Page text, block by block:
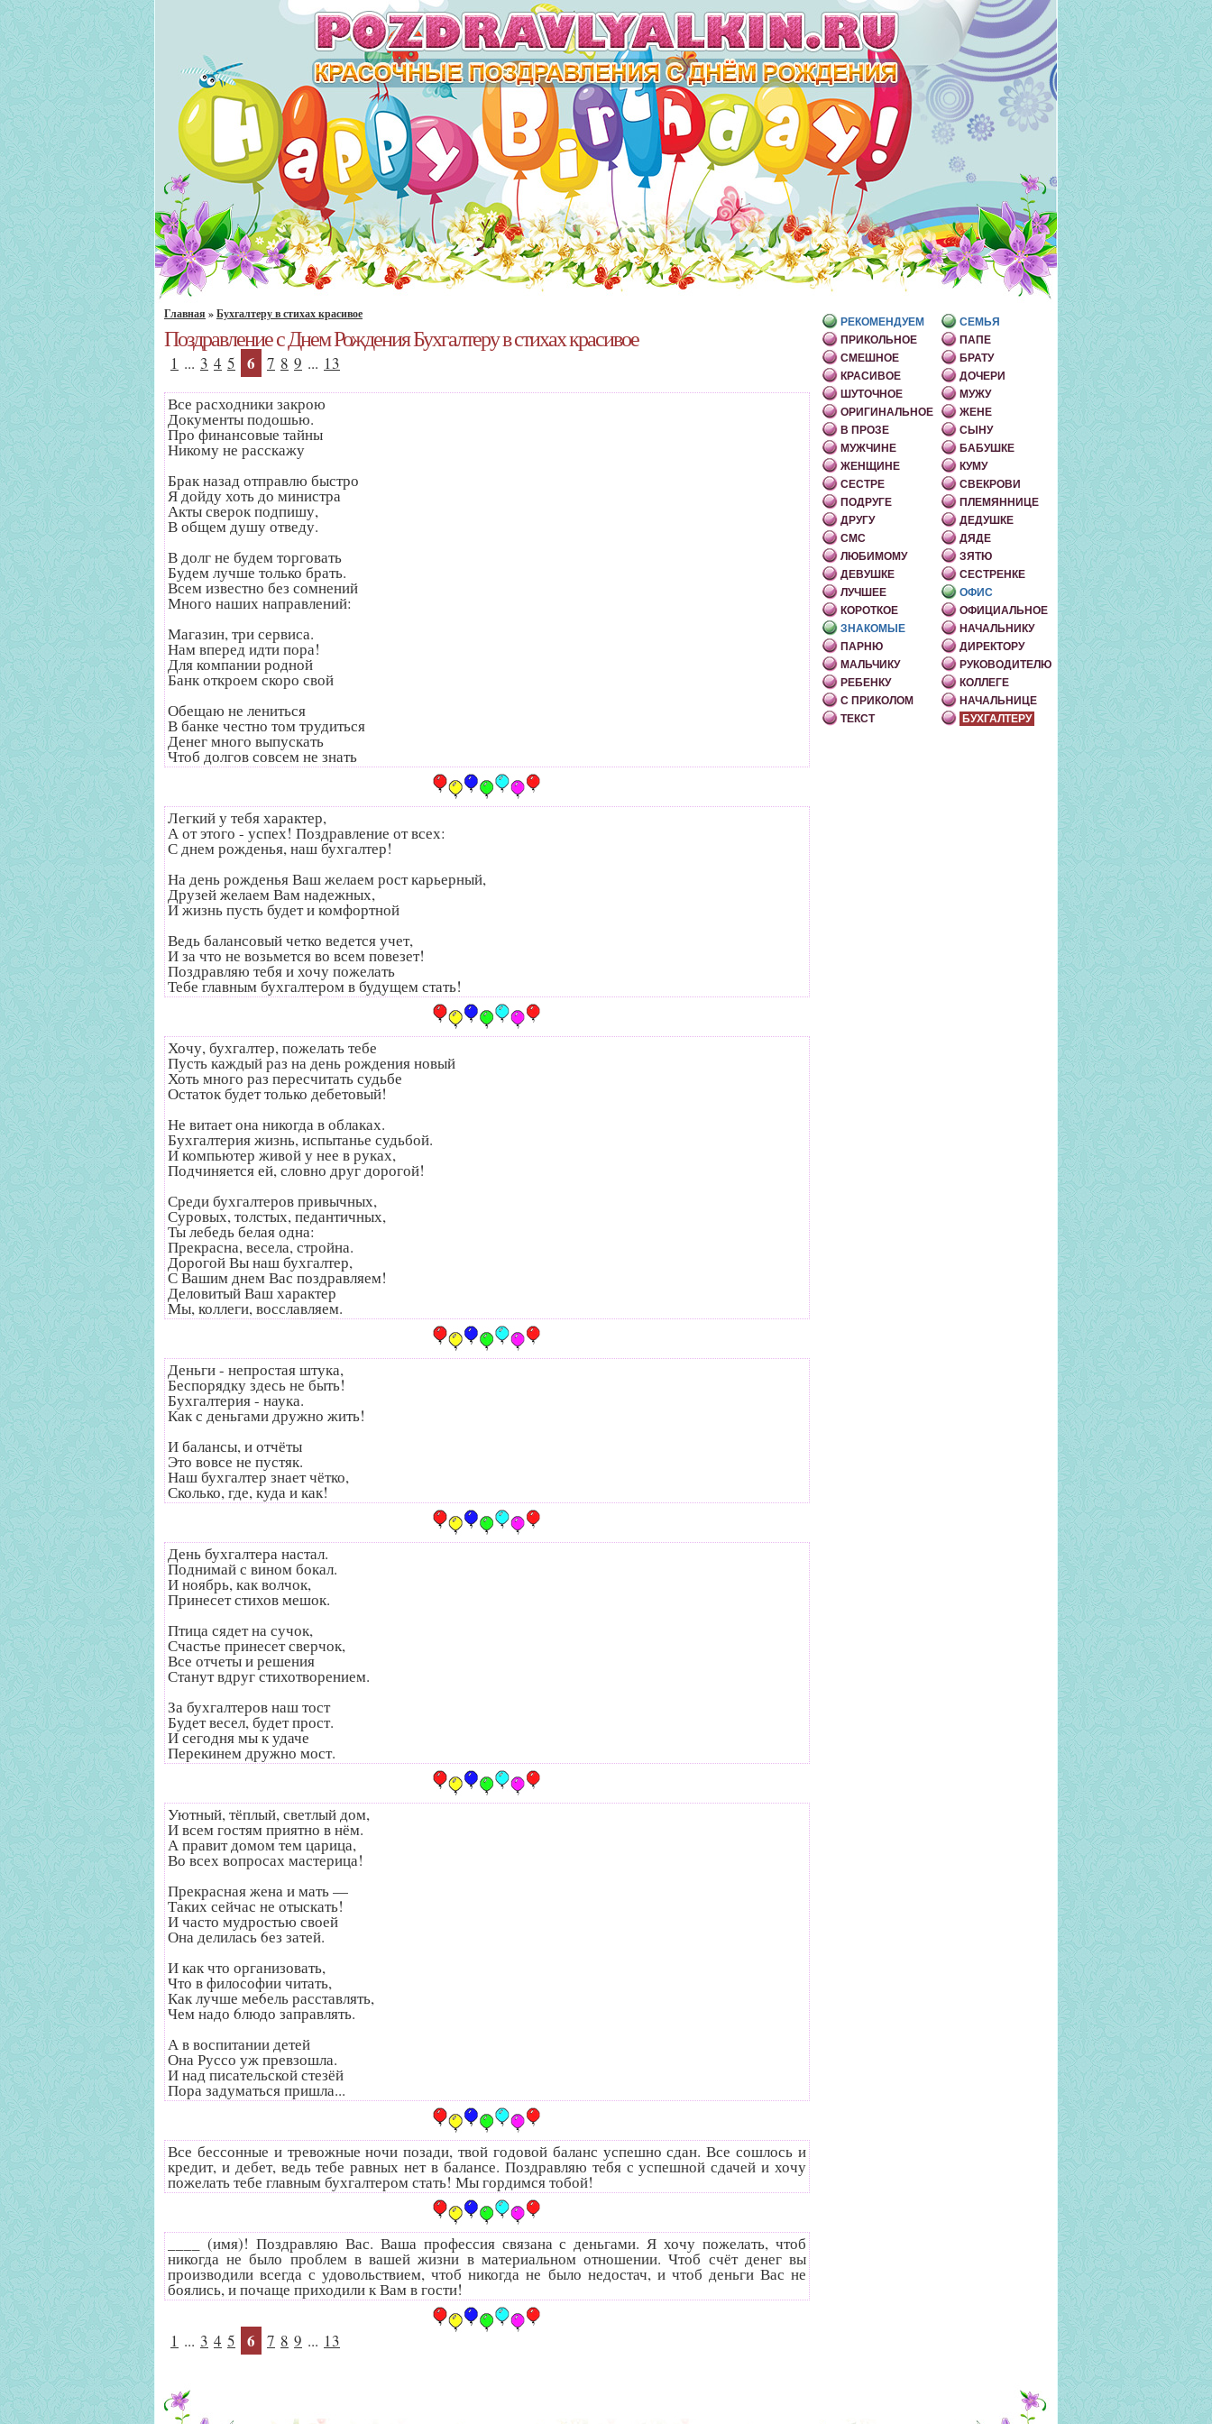
Главная »Бухгалтеру в стихах красивое
Поздравление с Днем Рождения Бухгалтеру в стихах красивое
1 ... 3 4 5 6 7 8 9 ... 13
Все расходники закрою
Документы подошью.
Про финансовые тайны
Никому не расскажу
Брак назад отправлю быстро
Я дойду хоть до министра
Акты сверок подпишу,
В общем душу отведу.
В долг не будем торговать
Будем лучше только брать.
Всем известно без сомнений
Много наших направлений:
Магазин, три сервиса.
Нам вперед идти пора!
Для компании родной
Банк откроем скоро свой
Обещаю не лениться
В банке честно том трудиться
Денег много выпускать
Чтоб долгов совсем не знать
Легкий у тебя характер,
А от этого - успех! Поздравление от всех:
С днем рожденья, наш бухгалтер!
На день рожденья Ваш желаем рост карьерный,
Друзей желаем Вам надежных,
И жизнь пусть будет и комфортной
Ведь балансовый четко ведется учет,
И за что не возьмется во всем повезет!
Поздравляю тебя и хочу пожелать
Тебе главным бухгалтером в будущем стать!
Хочу, бухгалтер, пожелать тебе
Пусть каждый раз на день рождения новый
Хоть много раз пересчитать судьбе
Остаток будет только дебетовый!
Не витает она никогда в облаках.
Бухгалтерия жизнь, испытанье судьбой.
И компьютер живой у нее в руках,
Подчиняется ей, словно друг дорогой!
Среди бухгалтеров привычных,
Суровых, толстых, педантичных,
Ты лебедь белая одна:
Прекрасна, весела, стройна.
Дорогой Вы наш бухгалтер,
С Вашим днем Вас поздравляем!
Деловитый Ваш характер
Мы, коллеги, восславляем.
Деньги - непростая штука,
Беспорядку здесь не быть!
Бухгалтерия - наука.
Как с деньгами дружно жить!
И балансы, и отчёты
Это вовсе не пустяк.
Наш бухгалтер знает чётко,
Сколько, где, куда и как!
День бухгалтера настал.
Поднимай с вином бокал.
И ноябрь, как волчок,
Принесет стихов мешок.
Птица сядет на сучок,
Счастье принесет сверчок,
Все отчеты и решения
Станут вдруг стихотворением.
За бухгалтеров наш тост
Будет весел, будет прост.
И сегодня мы к удаче
Перекинем дружно мост.
Уютный, тёплый, светлый дом,
И всем гостям приятно в нём.
А правит домом тем царица,
Во всех вопросах мастерица!
Прекрасная жена и мать —
Таких сейчас не отыскать!
И часто мудростью своей
Она делилась 6ез затей.
И как что организовать,
Что в философии читать,
Как лучше ме6ель расставлять,
Чем надо 6людо заправлять.
А в воспитании детей
Она Руссо уж превзошла.
И над писательской стезёй
Пора задуматься пришла...
Все бессонные и тревожные ночи позади, твой годовой баланс успешно сдан. Все сошлось и
кредит, и дебет, ведь тебе равных нет в балансе. Поздравляю тебя с успешной сдачей и хочу
пожелать тебе главным бухгалтером стать! Мы гордимся тобой!
____ (имя)! Поздравляю Вас. Ваша профессия связана с деньгами. Я хочу пожелать, чтоб
никогда не было проблем в вашей жизни в материальном отношении. Чтоб счёт денег вы
производили всегда с удовольствием, чтоб никогда не было недостач, и чтоб деньги Вас не
боялись, и почаще приходили к Вам в гости!
1 ... 3 4 5 6 7 8 9 ... 13
РЕКОМЕНДУЕМ
ПРИКОЛЬНОЕ
СМЕШНОЕ
КРАСИВОЕ
ШУТОЧНОЕ
ОРИГИНАЛЬНОЕ
В ПРОЗЕ
МУЖЧИНЕ
ЖЕНЩИНЕ
СЕСТРЕ
ПОДРУГЕ
ДРУГУ
СМС
ЛЮБИМОМУ
ДЕВУШКЕ
ЛУЧШЕЕ
КОРОТКОЕ
ЗНАКОМЫЕ
ПАРНЮ
МАЛЬЧИКУ
РЕБЕНКУ
С ПРИКОЛОМ
ТЕКСТ
СЕМЬЯ
ПАПЕ
БРАТУ
ДОЧЕРИ
МУЖУ
ЖЕНЕ
СЫНУ
БАБУШКЕ
КУМУ
СВЕКРОВИ
ПЛЕМЯННИЦЕ
ДЕДУШКЕ
ДЯДЕ
ЗЯТЮ
СЕСТРЕНКЕ
ОФИС
ОФИЦИАЛЬНОЕ
НАЧАЛЬНИКУ
ДИРЕКТОРУ
РУКОВОДИТЕЛЮ
КОЛЛЕГЕ
НАЧАЛЬНИЦЕ
БУХГАЛТЕРУ